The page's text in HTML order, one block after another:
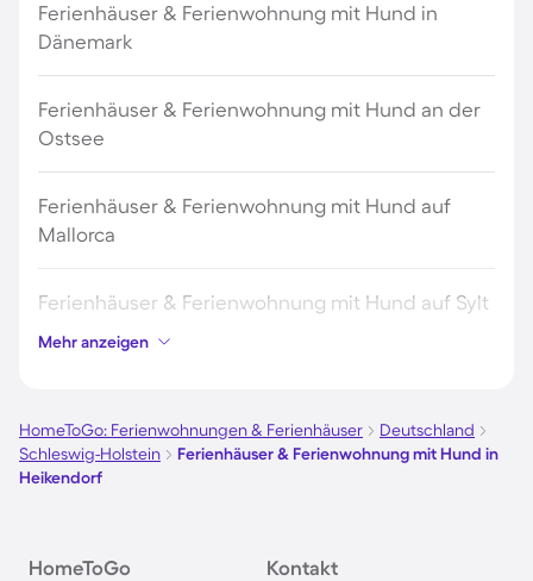
Ferienhäuser & Ferienwohnung mit Hund in
Dänemark
Ferienhäuser & Ferienwohnung mit Hund an der
Ostsee
Ferienhäuser & Ferienwohnung mit Hund auf
Mallorca
Ferienhäuser & Ferienwohnung mit Hund auf Sylt
Ferienhäuser & Ferienwohnung mit Hund auf
Ferienhäuser & Ferienwohnung mit Hund am
Mehr anzeigen
HomeToGo: Ferienwohnungen & Ferienhäuser
Deutschland
Schleswig-Holstein
Ferienhäuser & Ferienwohnung mit Hund in
Heikendorf
HomeToGo Kontakt